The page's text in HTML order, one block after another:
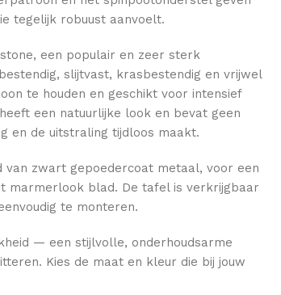
tegelijk robuust aanvoelt.
een populair en zeer sterk
slijtvast, krasbestendig en vrijwel
te houden en geschikt voor intensief
een natuurlijke look en bevat geen
en de uitstraling tijdloos maakt.
zwart gepoedercoat metaal, voor een
marmerlook blad. De tafel is verkrijgbaar
te monteren.
— een stijlvolle, onderhoudsarme
Kies de maat en kleur die bij jouw